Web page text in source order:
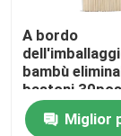
A bordo
bambù
bastoni
scalpore di
caffè Miglior